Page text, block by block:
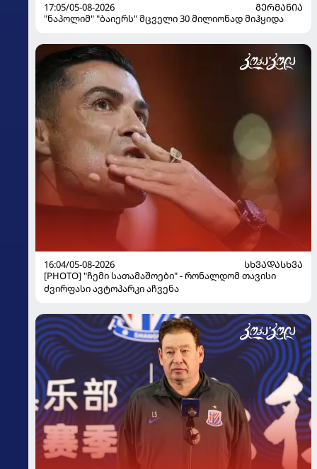
17:05/05-08-2026
ᲒᲔᲠᲛᲐᲜᲘᲐ
"ნაპოლიმ" "ბაიერს" მცველი 30 მილიონად მიჰყიდა
16:04/05-08-2026
ᲡᲮᲕᲐᲓᲐᲡᲮᲕᲐ
[PHOTO] "ჩემი სათამაშოები" - რონალდომ თავისი
ძვირფასი ავტოპარკი აჩვენა